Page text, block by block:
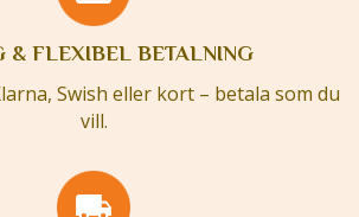
& FLEXIBEL BETALNING
Swish eller kort – betala som du
vill.